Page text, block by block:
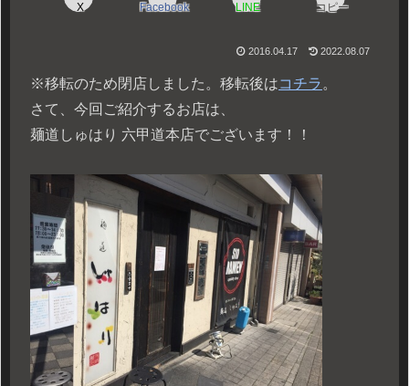
X Facebook LINE コピー
2016.04.17 2022.08.07
※移転のため閉店しました。移転後はコチラ 。
さて、今回ご紹介するお店は、
麺道しゅはり 六甲道本店でございます！！